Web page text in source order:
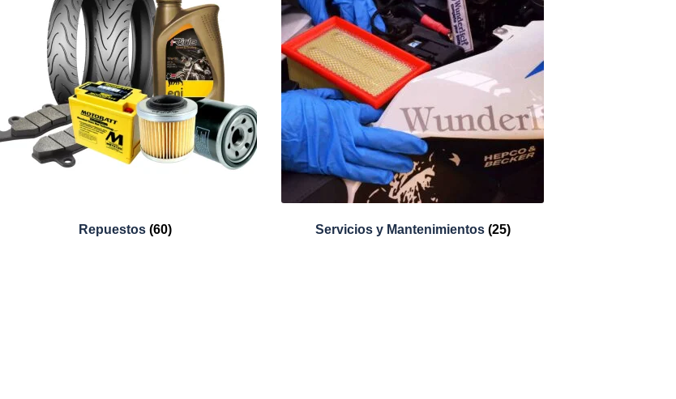
Repuestos(60) Servicios y Mantenimientos (25)